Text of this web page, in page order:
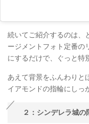
続いてご紹介するのは、
ージメントフォト定番の
にするだけで、ぐっと特
あえて背景をふんわりと
イアモンドの指輪にしっ
２：シンデレラ城の